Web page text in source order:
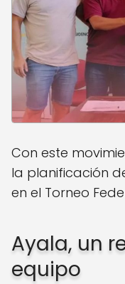
Con este
la planificación
en el Torneo
Ayala, un
equipo